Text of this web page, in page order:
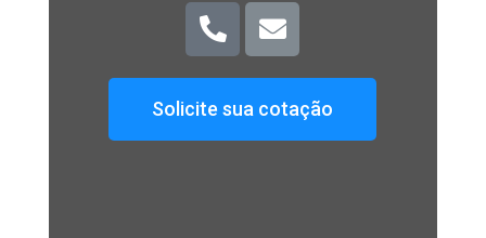
Solicite sua cotação